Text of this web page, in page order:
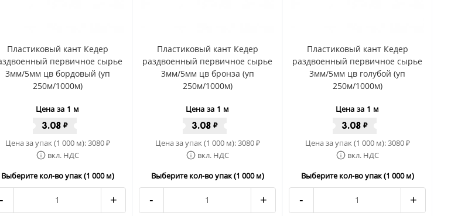
Пластиковый кант Кедер
первичное сырье
3мм/5мм цв бордовый (уп
250м/1000м)
Цена за 1 м
3.08 ₽
Цена за упак (1 000 м):3080₽
вкл. НДС
Выберите кол-во упак (1 000 м)
- +
Пластиковый кант Кедер
раздвоенный первичное сырье
3мм/5мм цв бронза (уп
250м/1000м)
Цена за 1 м
3.08 ₽
Цена за упак (1 000 м):3080₽
вкл. НДС
Выберите кол-во упак (1 000 м)
- +
Пластиковый кант Кедер
раздвоенный первичное сырье
3мм/5мм цв голубой (уп
250м/1000м)
Цена за 1 м
3.08 ₽
Цена за упак (1 000 м):3080₽
вкл. НДС
Выберите кол-во упак (1 000 м)
- +